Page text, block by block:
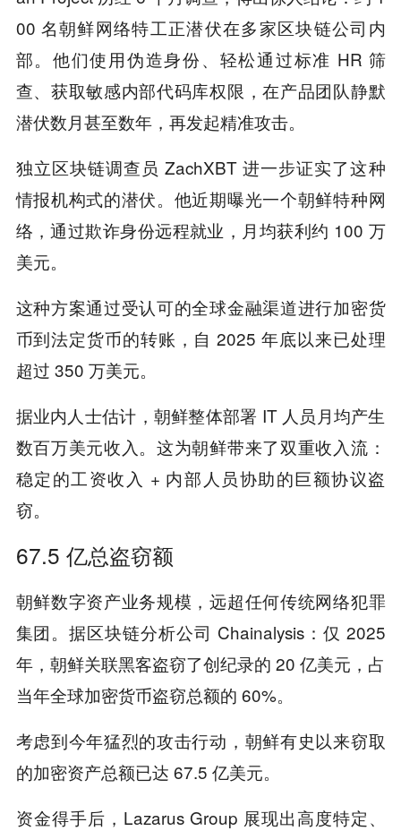
00 名朝鲜网络特工正潜伏在多家区块链公司内
部。他们使用伪造身份、轻松通过标准 HR 筛
查、获取敏感内部代码库权限，在产品团队静默
潜伏数月甚至数年，再发起精准攻击。
独立区块链调查员 ZachXBT 进一步证实了这种
情报机构式的潜伏。他近期曝光一个朝鲜特种网
络，通过欺诈身份远程就业，月均获利约 100 万
美元。
这种方案通过受认可的全球金融渠道进行加密货
币到法定货币的转账，自 2025 年底以来已处理
超过 350 万美元。
据业内人士估计，朝鲜整体部署 IT 人员月均产生
数百万美元收入。这为朝鲜带来了双重收入流：
稳定的工资收入 + 内部人员协助的巨额协议盗
窃。
67.5 亿总盗窃额
朝鲜数字资产业务规模，远超任何传统网络犯罪
集团。据区块链分析公司 Chainalysis：仅 2025
年，朝鲜关联黑客盗窃了创纪录的 20 亿美元，占
当年全球加密货币盗窃总额的 60%。
考虑到今年猛烈的攻击行动，朝鲜有史以来窃取
的加密资产总额已达 67.5 亿美元。
资金得手后，Lazarus Group 展现出高度特定、